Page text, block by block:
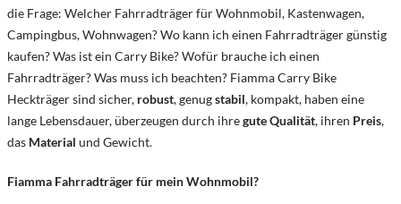
die Frage: Welcher Fahrradträger für Wohnmobil, Kastenwagen,
Campingbus, Wohnwagen? Wo kann ich einen Fahrradträger günstig
kaufen? Was ist ein Carry Bike? Wofür brauche ich einen
Fahrradträger? Was muss ich beachten? Fiamma Carry Bike
Heckträger sind sicher, robust, genugstabil, kompakt, haben eine
lange Lebensdauer, überzeugen durch ihregute Qualität, ihren Preis,
das Material und Gewicht.
Fiamma Fahrradträger für mein Wohnmobil?